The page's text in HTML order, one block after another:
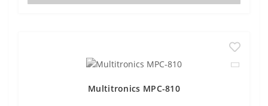
Multitronics MPC-810